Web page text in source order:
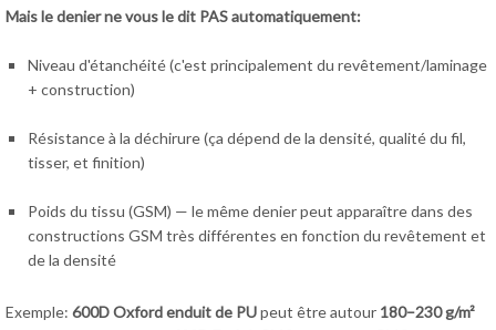
Mais le denier ne vous le dit PAS automatiquement:
Niveau d'étanchéité (c'est principalement du revêtement/laminage
+ construction)
Résistance à la déchirure (ça dépend de la densité, qualité du fil,
tisser, et finition)
Poids du tissu (GSM) — le même denier peut apparaître dans des
constructions GSM très différentes en fonction du revêtement et
de la densité
Exemple: 600D Oxford enduit de PUpeut être autour 180–230 g/m²